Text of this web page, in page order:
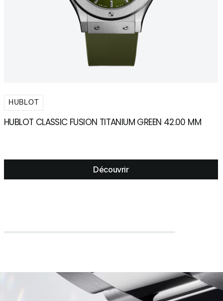
HUBLOT
HUBLOT CLASSIC FUSION TITANIUM GREEN 42.00 MM
Découvrir